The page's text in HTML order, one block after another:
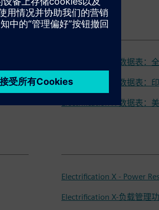
Electrification X-数据表：
Electrification X-数据表：
Electrification X-数据表：
Electrification X - Power
Electrification X-负载管理